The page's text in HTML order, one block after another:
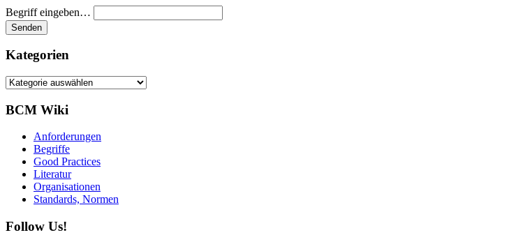
Begriff eingeben…
Kategorien
Kategorien
BCM Wiki
Anforderungen
Begriffe
Good Practices
Literatur
Organisationen
Standards, Normen
Follow Us!